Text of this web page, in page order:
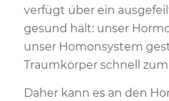
verfügt über ein
gesund hält: unser
unser Homonsystem
Traumkörper schnell
Daher kann es an den